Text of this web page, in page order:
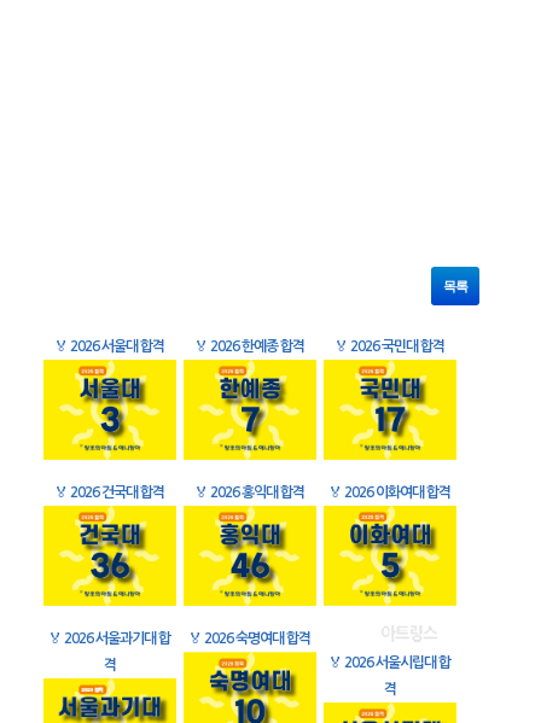
목록
🏅 2026 서울대 합격 🏅 2026 한예종 합격 🏅 2026 국민대 합격
🏅 2026 건국대 합격 🏅 2026 홍익대 합격 🏅 2026 이화여대 합격
🏅 2026 서울과기대 합
격
🏅 2026 숙명여대 합격
🏅 2026 서울시립대 합
격